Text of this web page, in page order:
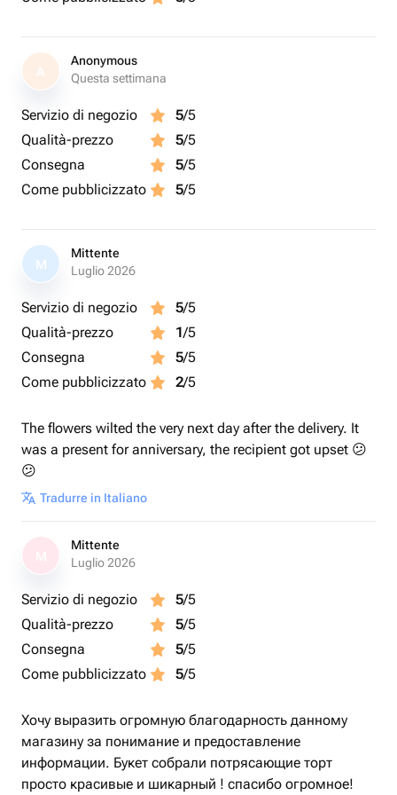
A
Anonymous
Questa settimana
Servizio di negozio 5/5
Qualità-prezzo
5/5
Consegna
5/5
Come pubblicizzato
5/5
M
Mittente
Luglio 2026
Servizio di negozio 5/5
Qualità-prezzo
1/5
Consegna
5/5
Come pubblicizzato
2/5
The flowers wilted the very next day after the delivery. It
was a present for anniversary, the recipient got upset 😕
😕
Tradurre in Italiano
Mittente
Luglio 2026
Servizio di negozio 5/5
Qualità-prezzo
5/5
Consegna
5/5
Come pubblicizzato
5/5
Хочу выразить огромную благодарность данному
магазину за понимание и предоставление
информации. Букет собрали потрясающие торт
просто красивые и шикарный ! спасибо огромное!